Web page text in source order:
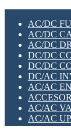
SWITCH
UNIÓN Y
PLACAS
AC/DC
AC/DC
AC/DC
DC/DC
DC/DC
DC/AC
AC/AC
AC/AC
AC/AC